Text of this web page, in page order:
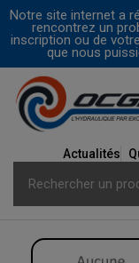
Notre site internet a
rencontrez un
inscription ou de
que nous
Actualités